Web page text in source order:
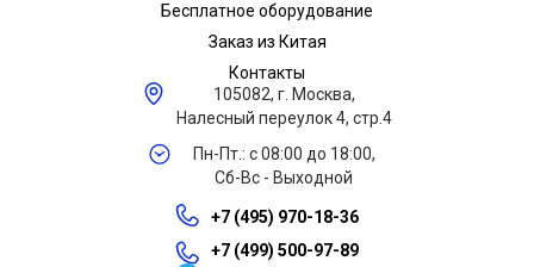
Бесплатное оборудование
Заказ из Китая
Контакты
105082, г. Москва,
Налесный переулок 4, стр.4
Пн-Пт.: с 08:00 до 18:00,
Сб-Вс - Выходной
+7 (495) 970-18-36
+7 (499) 500-97-89